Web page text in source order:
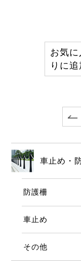
お気に
りに追
車止め・
防護柵
車止め
その他